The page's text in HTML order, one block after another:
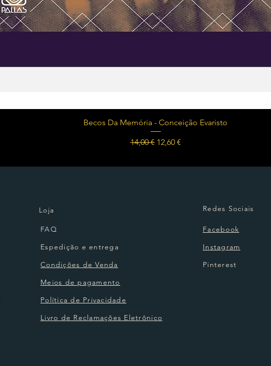
Visualização rápida
Becos Da Memória - Conceição Evaristo
Preço normal
14,00 € Preço promocional
12,60 €
Loja
FAQ
Espedição e entrega
Condições de Venda
Meios de pagamento
Política de Privacidade
Livro de Reclamações Eletrônico
Redes Sociais
Facebook
Instagram
Pinterest